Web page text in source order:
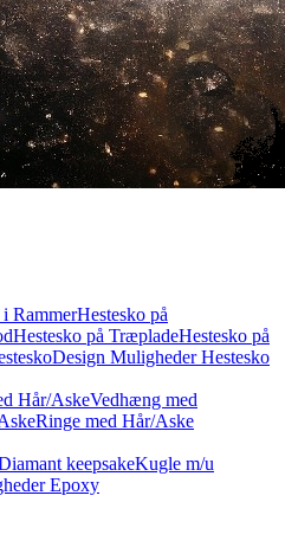
RammerHestesko på
Hestesko på TræpladeHestesko på
Design Muligheder Hestesko
Hår/AskeVedhæng med
Ringe med Hår/Aske
keepsakeKugle m/u
Epoxy